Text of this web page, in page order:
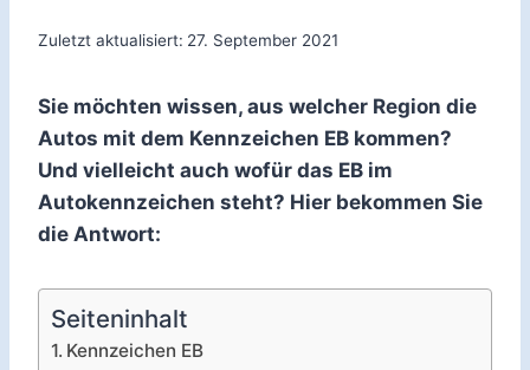
Zuletzt aktualisiert: 27. September 2021
Sie möchten wissen, aus welcher Region die
Autos mit dem Kennzeichen EB kommen?
Und vielleicht auch wofür das EB im
Autokennzeichen steht? Hier bekommen Sie
die Antwort:
Seiteninhalt
Kennzeichen EB